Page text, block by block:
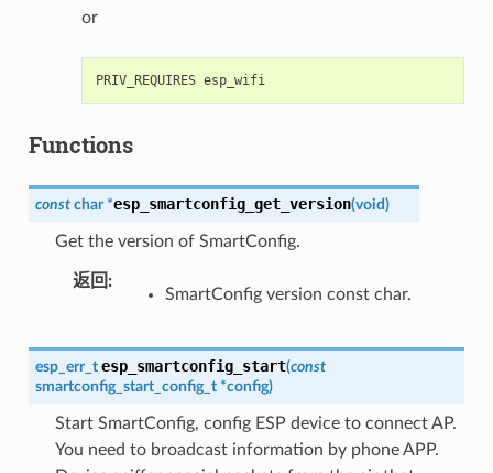
or
PRIV_REQUIRES esp_wifi
Functions
const char *esp_smartconfig_get_version(void)
Get the version of SmartConfig.
返回
SmartConfig version const char.
esp_err_t esp_smartconfig_start(const
smartconfig_start_config_t *config)
Start SmartConfig, config ESP device to connect AP.
You need to broadcast information by phone APP.